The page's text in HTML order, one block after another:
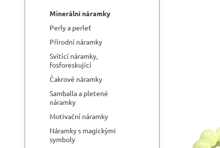
Minerální náramky
Perly a perleť
Přírodní náramky
Svítící náramky,
fosforeskující
Čakrové náramky
Samballa a pletené
náramky
Motivační náramky
Náramky s magickými
symboly